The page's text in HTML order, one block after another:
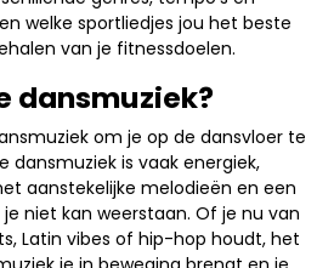
welke sportliedjes jou het beste
van je fitnessdoelen.
dansmuziek?
om je op de dansvloer te
dansmuziek is vaak energiek,
aanstekelijke melodieën en een
niet kan weerstaan. Of je nu van
Latin vibes of hip-hop houdt, het